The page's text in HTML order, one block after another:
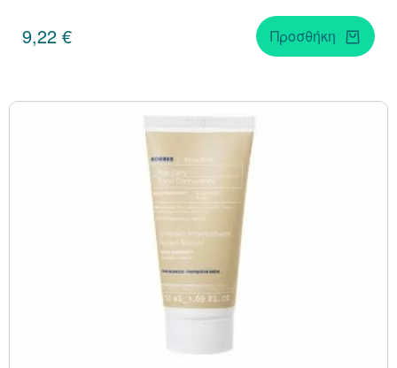
9,22 € Προσθήκη